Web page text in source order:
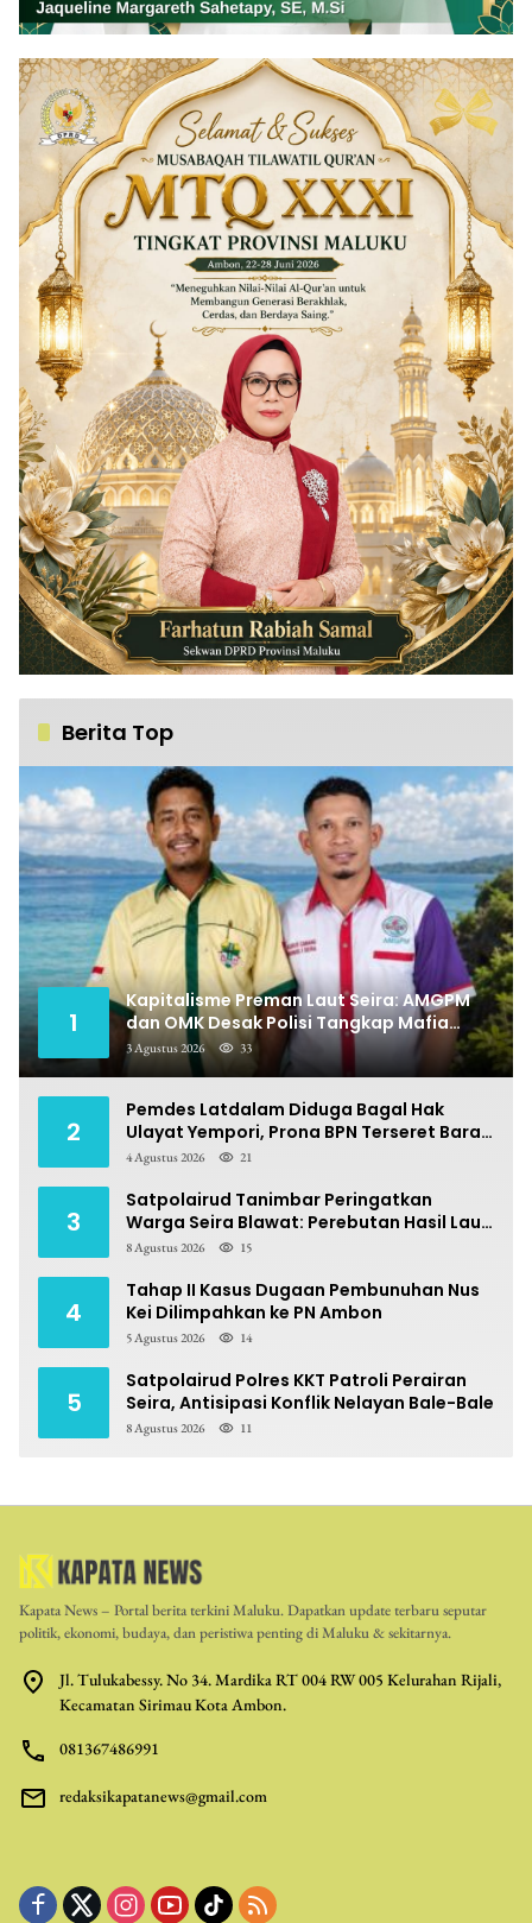
Berita Top
1
Kapitalisme Preman Laut Seira: AMGPM
dan OMK Desak Polisi Tangkap Mafia
Pungli
3 Agustus 2026 33
2
Pemdes Latdalam Diduga Bagal Hak
Ulayat Yempori, Prona BPN Terseret Bara
Sengketa
4 Agustus 2026 21
3
Satpolairud Tanimbar Peringatkan
Warga Seira Blawat: Perebutan Hasil Laut
Berpotensi Pidana
8 Agustus 2026 15
4
Tahap II Kasus Dugaan Pembunuhan Nus
Kei Dilimpahkan ke PN Ambon
5 Agustus 2026 14
5
Satpolairud Polres KKT Patroli Perairan
Seira, Antisipasi Konflik Nelayan Bale-Bale
8 Agustus 2026 11
Kapata News – Portal berita terkini Maluku. Dapatkan update terbaru seputar
politik, ekonomi, budaya, dan peristiwa penting di Maluku & sekitarnya.
Jl. Tulukabessy. No 34. Mardika RT 004 RW 005 Kelurahan Rijali,
Kecamatan Sirimau Kota Ambon.
081367486991
redaksikapatanews@gmail.com